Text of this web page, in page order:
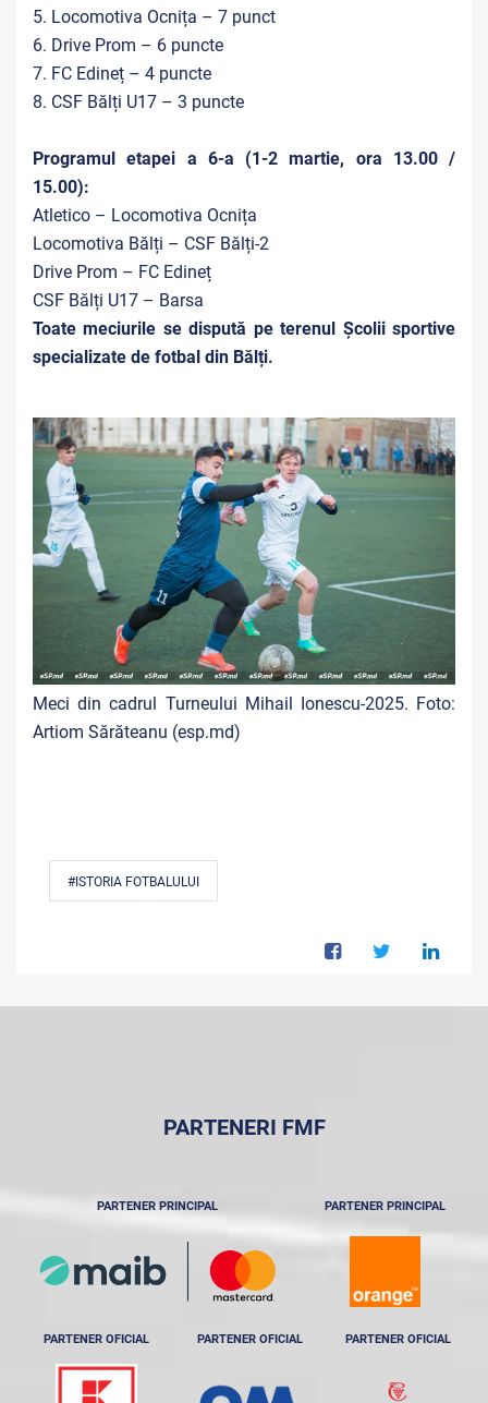
5. Locomotiva Ocnița – 7 punct
6. Drive Prom – 6 puncte
7. FC Edineț – 4 puncte
8. CSF Bălți U17 – 3 puncte
Programul etapei a 6-a (1-2 martie, ora 13.00 /
15.00):
Atletico – Locomotiva Ocnița
Locomotiva Bălți – CSF Bălți-2
Drive Prom – FC Edineț
CSF Bălți U17 – Barsa
Toate meciurile se dispută pe terenul Școlii sportive
specializate de fotbal din Bălți.
Meci din cadrul Turneului Mihail Ionescu-2025. Foto:
Artiom Sărăteanu (esp.md)
#ISTORIA FOTBALULUI
PARTENERI FMF
PARTENER PRINCIPAL PARTENER PRINCIPAL
PARTENER OFICIAL PARTENER OFICIAL PARTENER OFICIAL